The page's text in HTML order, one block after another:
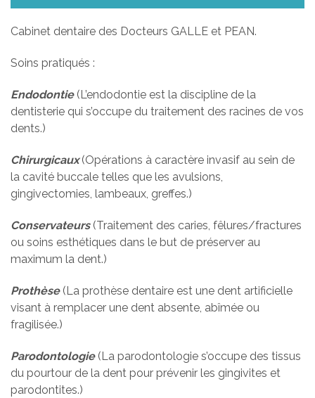
Cabinet dentaire des Docteurs GALLE et PEAN.
Soins pratiqués :
Endodontie(L’endodontie est la discipline de la
dentisterie qui s’occupe du traitement des racines de vos
dents.)
Chirurgicaux(Opérations à caractère invasif au sein de
la cavité buccale telles que les avulsions,
gingivectomies, lambeaux, greffes.)
Conservateurs(Traitement des caries, fêlures/fractures
ou soins esthétiques dans le but de préserver au
maximum la dent.)
Prothèse(La prothèse dentaire est une dent artificielle
visant à remplacer une dent absente, abîmée ou
fragilisée.)
Parodontologie(La parodontologie s’occupe des tissus
du pourtour de la dent pour prévenir les gingivites et
parodontites.)